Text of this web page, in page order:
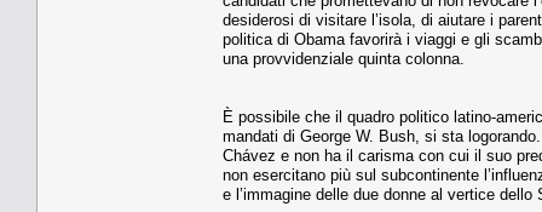
desiderosi di visitare l’isola, di aiutare i
politica di Obama favorirà i viaggi e gli
una provvidenziale quinta colonna.
È possibile che il quadro politico latino-
mandati di George W. Bush, si sta
Chávez e non ha il carisma con cui il suo
non esercitano più sul subcontinente
e l’immagine delle due donne al vertice